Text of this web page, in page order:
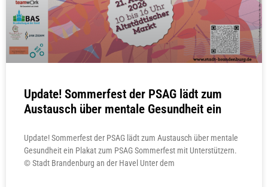
Update! Sommerfest der PSAG lädt zum
Austausch über mentale Gesundheit ein
Update! Sommerfest der PSAG lädt zum Austausch über mentale
Gesundheit ein Plakat zum PSAG Sommerfest mit Unterstützern.
© Stadt Brandenburg an der Havel Unter dem